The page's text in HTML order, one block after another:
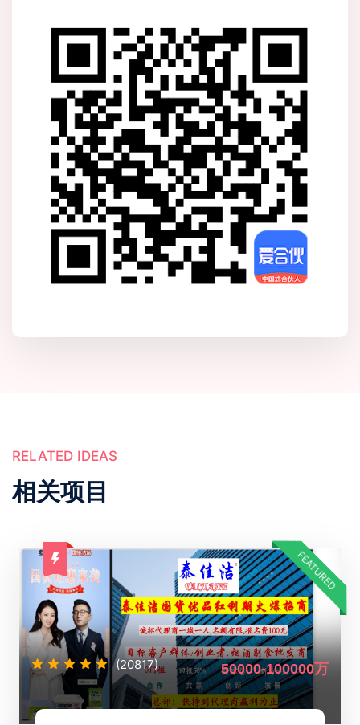
RELATED IDEAS
相关项目
FEATURED
(20817) 50000-100000万